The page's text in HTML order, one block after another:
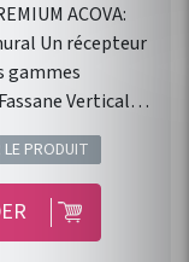
ACOVA:
gammes
Vertical,
Regate
et Atoll de chez
de
LE PRODUIT